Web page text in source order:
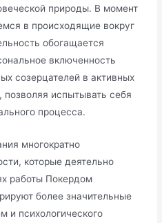
природы. В момент
в происходящие вокруг
обогащается
включенность
созерцателей в активных
позволяя испытывать себя
процесса.
многократно
которые деятельно
работы Покердом
более значительные
и психологического